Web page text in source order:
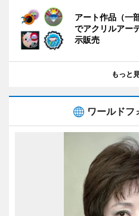
アート作品（一
でアクリルアー
示販売
もっと
ワールドフ